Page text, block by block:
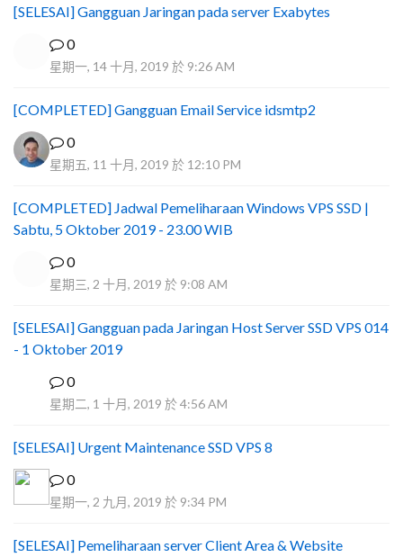
[SELESAI] Gangguan Jaringan pada server Exabytes
0
星期一, 14 十月, 2019 於 9:26 AM
[COMPLETED] Gangguan Email Service idsmtp2
0
星期五, 11 十月, 2019 於 12:10 PM
[COMPLETED] Jadwal Pemeliharaan Windows VPS SSD |
Sabtu, 5 Oktober 2019 - 23.00 WIB
0
星期三, 2 十月, 2019 於 9:08 AM
[SELESAI] Gangguan pada Jaringan Host Server SSD VPS 014
- 1 Oktober 2019
0
星期二, 1 十月, 2019 於 4:56 AM
[SELESAI] Urgent Maintenance SSD VPS 8
0
星期一, 2 九月, 2019 於 9:34 PM
[SELESAI] Pemeliharaan server Client Area & Website